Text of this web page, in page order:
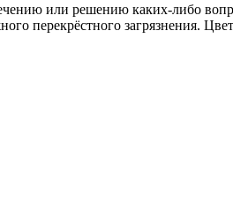
или решению каких-либо
перекрёстного загрязнения.